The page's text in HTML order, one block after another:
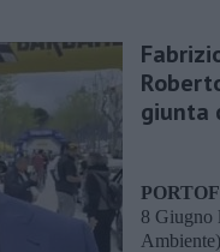
giunta
8 Giugno